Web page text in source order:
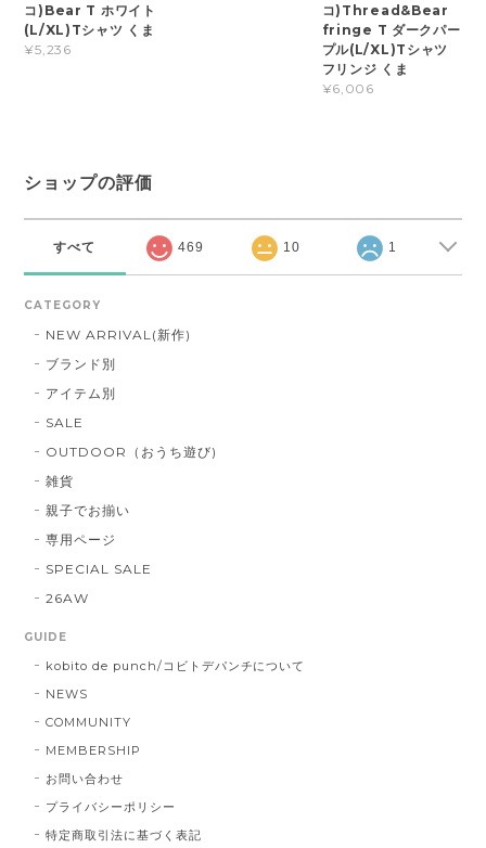
コ)Bear T ホワイト
(L/XL)Tシャツ くま
¥5,236
コ)Thread&Bear
fringe T ダークパー
プル(L/XL)Tシャツ
フリンジ くま
¥6,006
ショップの評価
すべて 469 10 1
CATEGORY
NEW ARRIVAL(新作)
ブランド別
アイテム別
SALE
OUTDOOR（おうち遊び)
雑貨
親子でお揃い
専用ページ
SPECIAL SALE
26AW
GUIDE
kobito de punch/コビトデパンチについて
NEWS
COMMUNITY
MEMBERSHIP
お問い合わせ
プライバシーポリシー
特定商取引法に基づく表記